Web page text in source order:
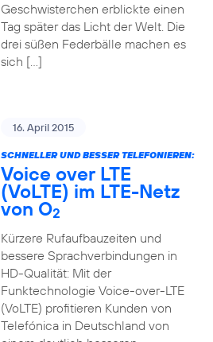
Geschwisterchen erblickte einen
Tag später das Licht der Welt. Die
drei süßen Federbälle machen es
sich […]
16. April 2015
SCHNELLER UND BESSER TELEFONIEREN:
Voice over LTE
(VoLTE) im LTE-Netz
von O2
Kürzere Rufaufbauzeiten und
bessere Sprachverbindungen in
HD-Qualität: Mit der
Funktechnologie Voice-over-LTE
(VoLTE) profitieren Kunden von
Telefónica in Deutschland von